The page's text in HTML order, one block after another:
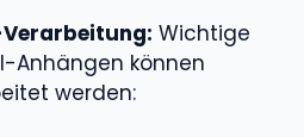
Wichtige
Anhängen können
werden: